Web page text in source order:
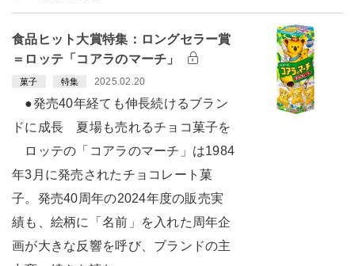
食品ヒット大賞特集：ロングセラー賞
＝ロッテ「コアラのマーチ」
菓子 特集 2025.02.20
●発売40年経ても伸長続けるブラン
ドに成長 夏場も売れるチョコ菓子を
ロッテの「コアラのマーチ」は1984
年3月に発売されたチョコレート菓
子。発売40周年の2024年度の販売実
績も、絵柄に「名前」を入れた周年企
画が大きな反響を呼び、ブランドの主